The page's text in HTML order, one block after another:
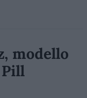
modello